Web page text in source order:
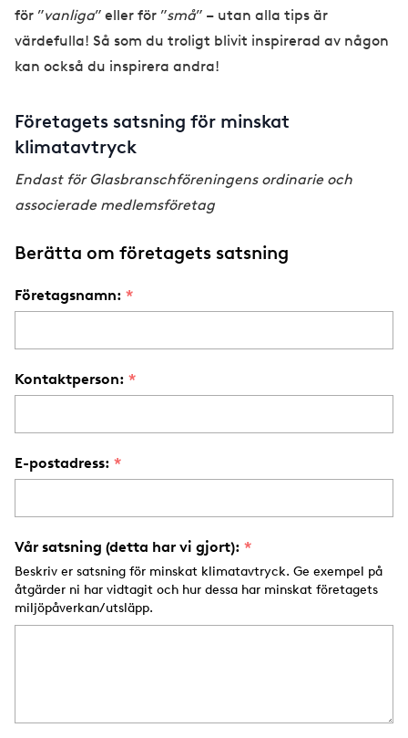
för ”vanliga” eller för ”små” – utan alla tips är
värdefulla! Så som du troligt blivit inspirerad av någon
kan också du inspirera andra!
Företagets satsning för minskat
klimatavtryck
Endast för Glasbranschföreningens ordinarie och
associerade medlemsföretag
Berätta om företagets satsning
Företagsnamn:
Kontaktperson:
E-postadress:
Vår satsning (detta har vi gjort):
Beskriv er satsning för minskat klimatavtryck. Ge exempel på
åtgärder ni har vidtagit och hur dessa har minskat företagets
miljöpåverkan/utsläpp.